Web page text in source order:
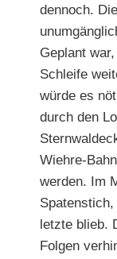
dennoch.
Geplant
Schleife
würde es
durch den
Wiehre-
werden. Im
letzte blieb.
Folgen